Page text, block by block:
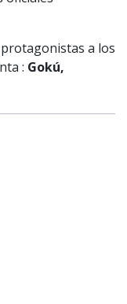
a los
: Gokú,